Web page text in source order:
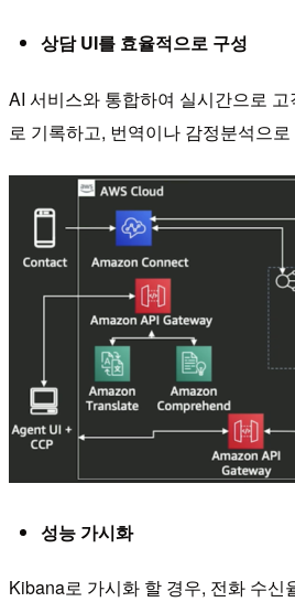
상담 UI를 효율적으로 구성
AI 서비스와 통합하여 실시간으로
로 기록하고, 번역이나 감정분석으
성능 가시화
Kibana로 가시화 할 경우, 전화 수신